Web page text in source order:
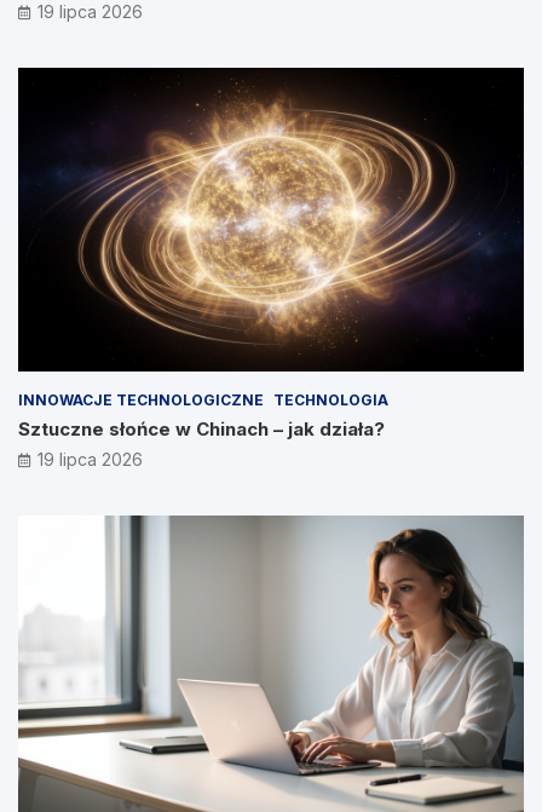
19 lipca 2026
INNOWACJE TECHNOLOGICZNE TECHNOLOGIA
Sztuczne słońce w Chinach – jak działa?
19 lipca 2026